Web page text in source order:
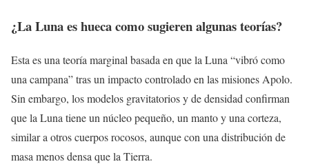
¿La Luna es hueca como sugieren algunas teorías?
Esta es una teoría marginal basada en que la Luna “vibró como
una campana” tras un impacto controlado en las misiones Apolo.
Sin embargo, los modelos gravitatorios y de densidad confirman
que la Luna tiene un núcleo pequeño, un manto y una corteza,
similar a otros cuerpos rocosos, aunque con una distribución de
masa menos densa que la Tierra.